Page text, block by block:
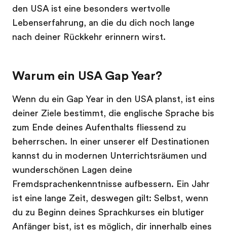
den USA ist eine besonders wertvolle
Lebenserfahrung, an die du dich noch lange
nach deiner Rückkehr erinnern wirst.
Warum ein USA Gap Year?
Wenn du ein Gap Year in den USA planst, ist eins
deiner Ziele bestimmt, die englische Sprache bis
zum Ende deines Aufenthalts fliessend zu
beherrschen. In einer unserer elf Destinationen
kannst du in modernen Unterrichtsräumen und
wunderschönen Lagen deine
Fremdsprachenkenntnisse aufbessern. Ein Jahr
ist eine lange Zeit, deswegen gilt: Selbst, wenn
du zu Beginn deines Sprachkurses ein blutiger
Anfänger bist, ist es möglich, dir innerhalb eines